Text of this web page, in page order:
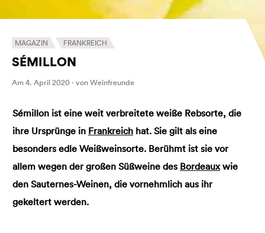
MAGAZIN FRANKREICH
SÉMILLON
Am 4. April 2020 · von Weinfreunde
Sémillon ist eine weit verbreitete weiße Rebsorte, die
ihre Ursprünge in Frankreich hat. Sie gilt als eine
besonders edle Weißweinsorte. Berühmt ist sie vor
allem wegen der großen Süßweine des Bordeauxwie
den Sauternes-Weinen, die vornehmlich aus ihr
gekeltert werden.